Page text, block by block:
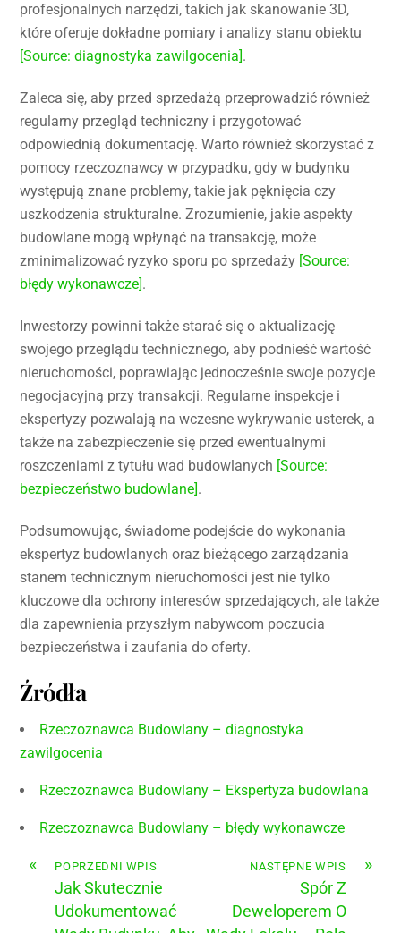
profesjonalnych narzędzi, takich jak skanowanie 3D,
które oferuje dokładne pomiary i analizy stanu obiektu
[Source: diagnostyka zawilgocenia].
Zaleca się, aby przed sprzedażą przeprowadzić również
regularny przegląd techniczny i przygotować
odpowiednią dokumentację. Warto również skorzystać z
pomocy rzeczoznawcy w przypadku, gdy w budynku
występują znane problemy, takie jak pęknięcia czy
uszkodzenia strukturalne. Zrozumienie, jakie aspekty
budowlane mogą wpłynąć na transakcję, może
zminimalizować ryzyko sporu po sprzedaży [Source:
błędy wykonawcze].
Inwestorzy powinni także starać się o aktualizację
swojego przeglądu technicznego, aby podnieść wartość
nieruchomości, poprawiając jednocześnie swoje pozycje
negocjacyjną przy transakcji. Regularne inspekcje i
ekspertyzy pozwalają na wczesne wykrywanie usterek, a
także na zabezpieczenie się przed ewentualnymi
roszczeniami z tytułu wad budowlanych [Source:
bezpieczeństwo budowlane].
Podsumowując, świadome podejście do wykonania
ekspertyz budowlanych oraz bieżącego zarządzania
stanem technicznym nieruchomości jest nie tylko
kluczowe dla ochrony interesów sprzedających, ale także
dla zapewnienia przyszłym nabywcom poczucia
bezpieczeństwa i zaufania do oferty.
Źródła
Rzeczoznawca Budowlany – diagnostyka
zawilgocenia
Rzeczoznawca Budowlany – Ekspertyza budowlana
Rzeczoznawca Budowlany – błędy wykonawcze
« POPRZEDNI WPIS
Jak Skutecznie
Udokumentować
»
NASTĘPNE WPIS
Spór Z
Deweloperem O